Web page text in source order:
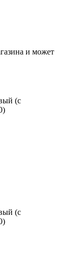
и может
(с
(с